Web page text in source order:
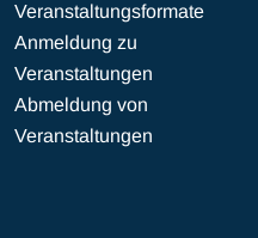
Veranstaltungsformate
Anmeldung zu
Veranstaltungen
Abmeldung von
Veranstaltungen